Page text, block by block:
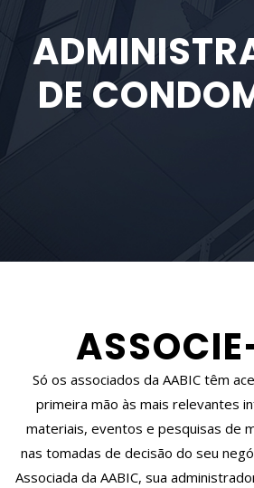
DE
Só os associados da AABIC têm
primeira mão às mais relevantes
materiais, eventos e pesquisas de
nas tomadas de decisão do seu
Associada da AABIC, sua